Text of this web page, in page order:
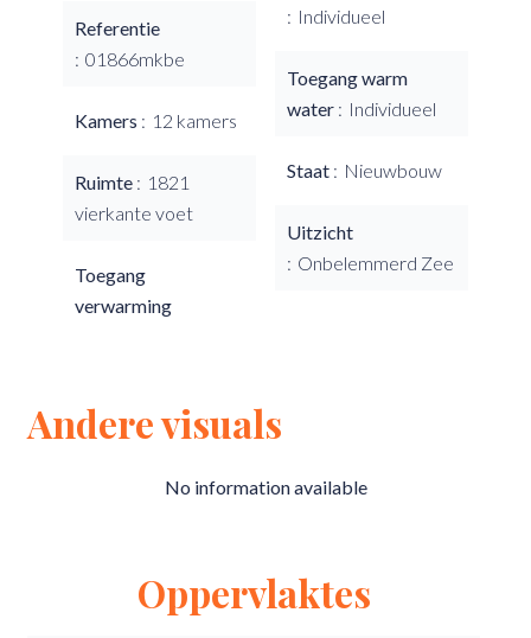
Referentie
01866mkbe
Kamers 12 kamers
Ruimte
1821
vierkante voet
Toegang
verwarming
Individueel
Toegang warm
water
Individueel
Staat Nieuwbouw
Uitzicht
Onbelemmerd Zee
Andere visuals
No information available
Oppervlaktes